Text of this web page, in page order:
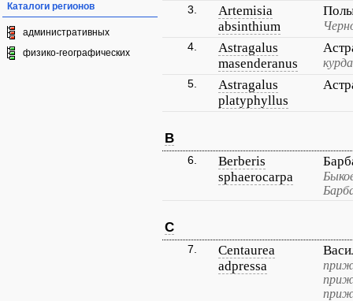
Каталоги регионов
административных
физико-географических
3.
Artemisia
absinthium
4.
Astragalus
masenderanus
5.
Astragalus
platyphyllus
B
6.
Berberis
sphaerocarpa
C
7.
Centaurea
adpressa